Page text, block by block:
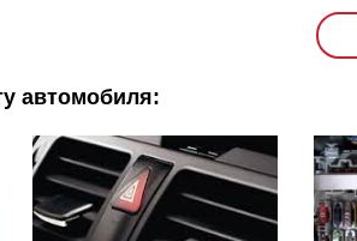
автомобиля: